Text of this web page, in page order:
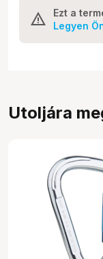
Ezt a
Legyen
Utoljára